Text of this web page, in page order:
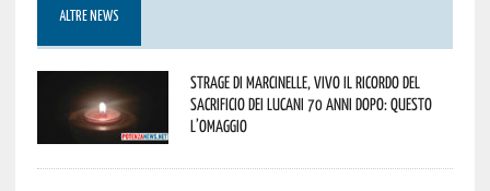
ALTRE NEWS
Strage di Marcinelle, vivo il ricordo del
sacrificio dei lucani 70 anni dopo: questo
l’omaggio